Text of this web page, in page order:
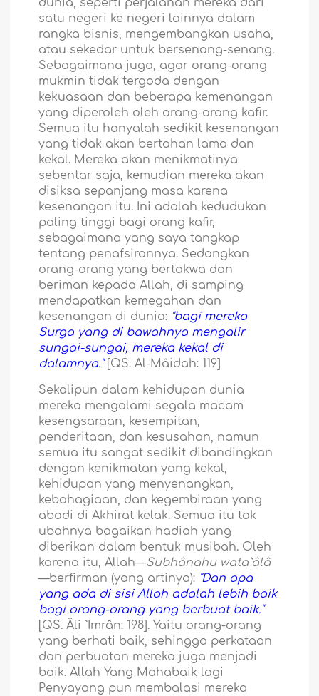
dunia, seperti perjalanan mereka dari
satu negeri ke negeri lainnya dalam
rangka bisnis, mengembangkan usaha,
atau sekedar untuk bersenang-senang.
Sebagaimana juga, agar orang-orang
mukmin tidak tergoda dengan
kekuasaan dan beberapa kemenangan
yang diperoleh oleh orang-orang kafir.
Semua itu hanyalah sedikit kesenangan
yang tidak akan bertahan lama dan
kekal. Mereka akan menikmatinya
sebentar saja, kemudian mereka akan
disiksa sepanjang masa karena
kesenangan itu. Ini adalah kedudukan
paling tinggi bagi orang kafir,
sebagaimana yang saya tangkap
tentang penafsirannya. Sedangkan
orang-orang yang bertakwa dan
beriman kepada Allah, di samping
mendapatkan kemegahan dan
kesenangan di dunia: "bagi mereka
Surga yang di bawahnya mengalir
sungai-sungai, mereka kekal di
dalamnya." [QS. Al-Mâidah: 119]
Sekalipun dalam kehidupan dunia
mereka mengalami segala macam
kesengsaraan, kesempitan,
penderitaan, dan kesusahan, namun
semua itu sangat sedikit dibandingkan
dengan kenikmatan yang kekal,
kehidupan yang menyenangkan,
kebahagiaan, dan kegembiraan yang
abadi di Akhirat kelak. Semua itu tak
ubahnya bagaikan hadiah yang
diberikan dalam bentuk musibah. Oleh
karena itu, Allah—Subhânahu wata`âlâ
—berfirman (yang artinya): "Dan apa
yang ada di sisi Allah adalah lebih baik
bagi orang-orang yang berbuat baik."
[QS. Âli `Imrân: 198]. Yaitu orang-orang
yang berhati baik, sehingga perkataan
dan perbuatan mereka juga menjadi
baik. Allah Yang Mahabaik lagi
Penyayang pun membalasi mereka